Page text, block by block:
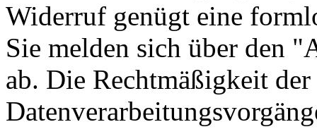
Widerruf genügt eine
Sie melden sich über den
ab. Die Rechtmäßigkeit